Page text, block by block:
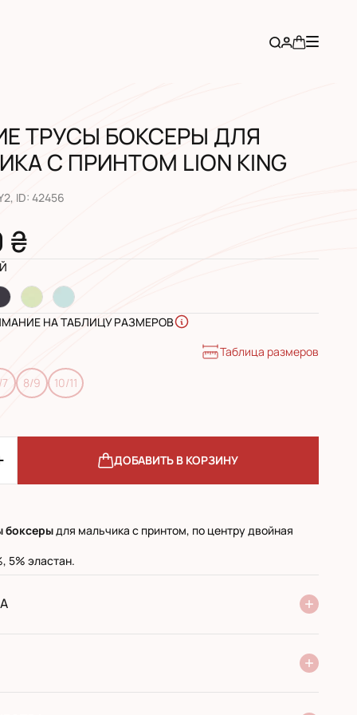
ТРУСЫ БОКСЕРЫ ДЛЯ
С ПРИНТОМ LION KING
, ID: 42456
₴
НА ТАБЛИЦУ РАЗМЕРОВ
Таблица размеров
8/9 10/11
ДОБАВИТЬ В КОРЗИНУ
боксерыдля мальчика с принтом, по центру двойная
5% эластан.
перевод